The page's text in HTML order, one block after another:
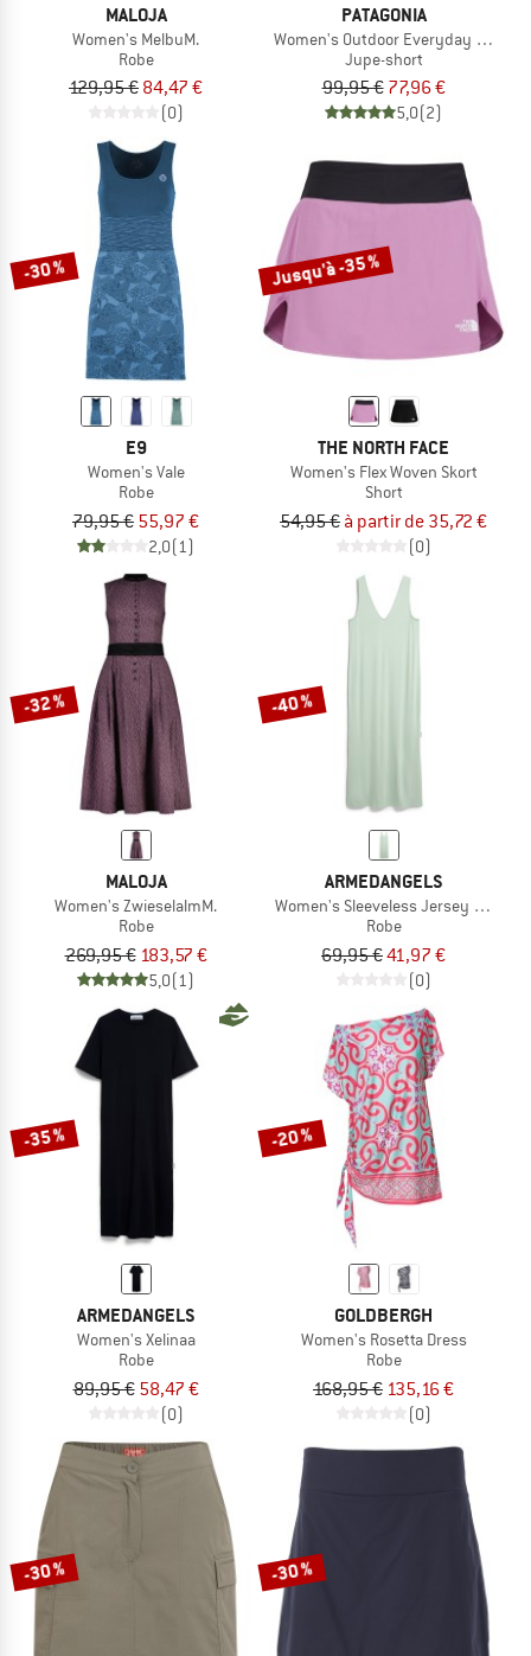
MALOJA
Women's MelbuM.
Robe
129,95 € 84,47 €
(0)
PATAGONIA
Women's Outdoor Everyday Skort
Jupe-short
99,95 € 77,96 €
5,0(2)
-30 %
E9
Women's Vale
Robe
79,95 € 55,97 €
2,0(1)
Jusqu'à -35 %
THE NORTH FACE
Women's Flex Woven Skort
Short
54,95 € à partir de 35,72 €
(0)
-32 %
MALOJA
Women's ZwieselalmM.
Robe
269,95 € 183,57 €
5,0(1)
-40 %
ARMEDANGELS
Women's Sleeveless Jersey Midi
Robe
69,95 €41,97 €
(0)
-35 %
ARMEDANGELS
Women's Xelinaa
Robe
89,95 € 58,47 €
(0)
-20 %
GOLDBERGH
Women's Rosetta Dress
Robe
168,95 € 135,16 €
(0)
-30 % -30 %